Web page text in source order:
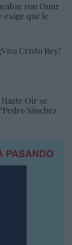
con Onur
exige que le
Cristo Rey!
Oír se
Sánchez